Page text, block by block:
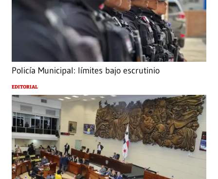
Policía Municipal: límites bajo escrutinio
EDITORIAL